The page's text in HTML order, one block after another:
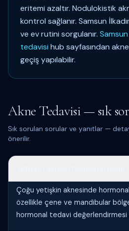
eritemi azaltır. Nodulokistik
kontrol sağlanır. Samsun
ve ev rutini sorgulanır.
tedavisi hub sayfasından
geçiş yapılabilir.
Akne Tedavisi — sık
Sık sorulan sorular ve yanıtlar —
önerilir.
Çoğu yetişkin aknesinde
özellikle çene ve mandibular
hormonal tedavi değerlendirmesi